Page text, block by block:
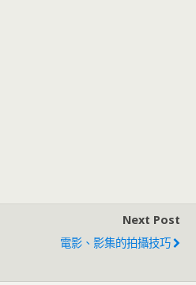
Next Post
電影、影集的拍攝技巧